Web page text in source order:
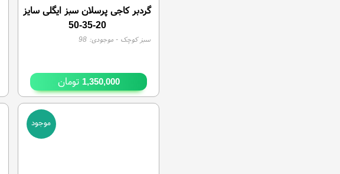
گردبر کاجی پرسلان سبز ایگلی سایز
20-35-50
سبز کوچک - موجودی:98
1,350,000 تومان
موجود